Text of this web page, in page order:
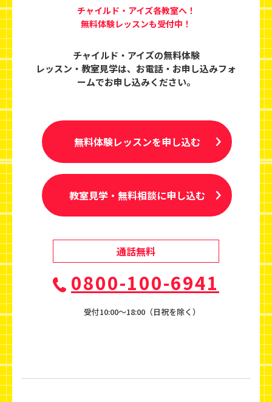
チャイルド・アイズ各教室へ！
無料体験レッスンも受付中！
チャイルド・アイズの無料体験
レッスン・教室見学は、 お電話・お申し込みフォ
ームでお申し込みください。
無料体験レッスンを申し込む
教室見学・無料相談に申し込む
通話無料
0800-100-6941
受付10:00〜18:00（日祝を除く）